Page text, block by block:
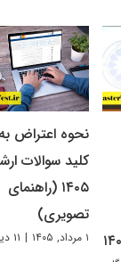
نحوه اعتراض به
کلید سوالات
۱۴۰۵ (راهنمای
تصویری)
۱ مرداد, ۱۴۰۵ | ۱۱ دیدگاه